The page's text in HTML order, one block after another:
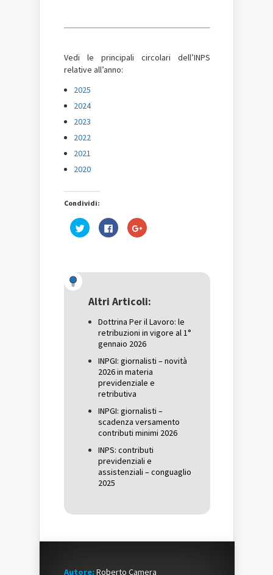
Vedi le principali circolari dell’INPS
relative all’anno:
2025
2024
2023
2022
2021
2020
Condividi:
Fai
clic
una
nuova
Fai
clic
nuova
finestra)
Fai
clic
una
nuova
Altri Articoli:
Dottrina Per il Lavoro: le
retribuzioni in vigore al 1°
gennaio 2026
INPGI: giornalisti – novità
2026 in materia
previdenziale e
retributiva
INPGI: giornalisti –
scadenza versamento
contributi minimi 2026
INPS: contributi
previdenziali e
assistenziali – conguaglio
2025
Autore:Roberto Camera